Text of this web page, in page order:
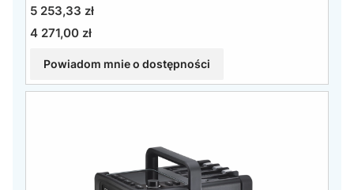
Cena
5 253,33 zł
Cena
4 271,00 zł
Powiadom mnie o dostępności